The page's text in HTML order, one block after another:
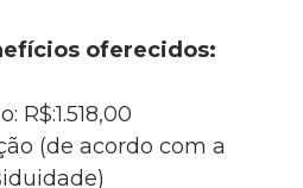
oferecidos:
R$:1.518,00
(de acordo com a